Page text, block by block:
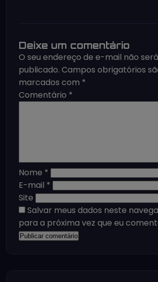
Deixe um comentário
O seu endereço de e-mail não será
publicado. Campos obrigatórios
marcados com *
Comentário *
Nome *
E-mail *
Site
Salvar meus dados neste
para a próxima vez que eu